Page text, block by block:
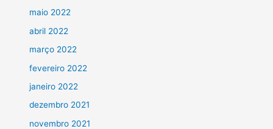
maio 2022
abril 2022
março 2022
fevereiro 2022
janeiro 2022
dezembro 2021
novembro 2021